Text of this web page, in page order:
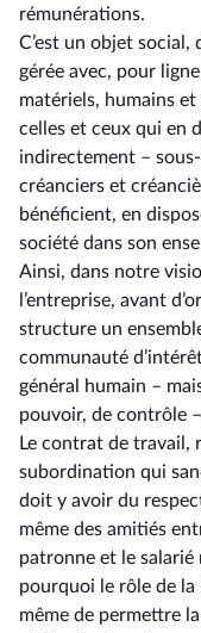
rémunérations.
C’est un objet social,
gérée avec, pour
matériels, humains
celles et ceux qui en
indirectement –⁠
créanciers et
bénéficient, en
société dans son
Ainsi, dans notre
l’entreprise, avant
structure un
communauté
général humain –
pouvoir, de contrôle
Le contrat de travail,
subordination qui
doit y avoir du
même des amitiés
patronne et le salarié
pourquoi le rôle de la
même de permettre